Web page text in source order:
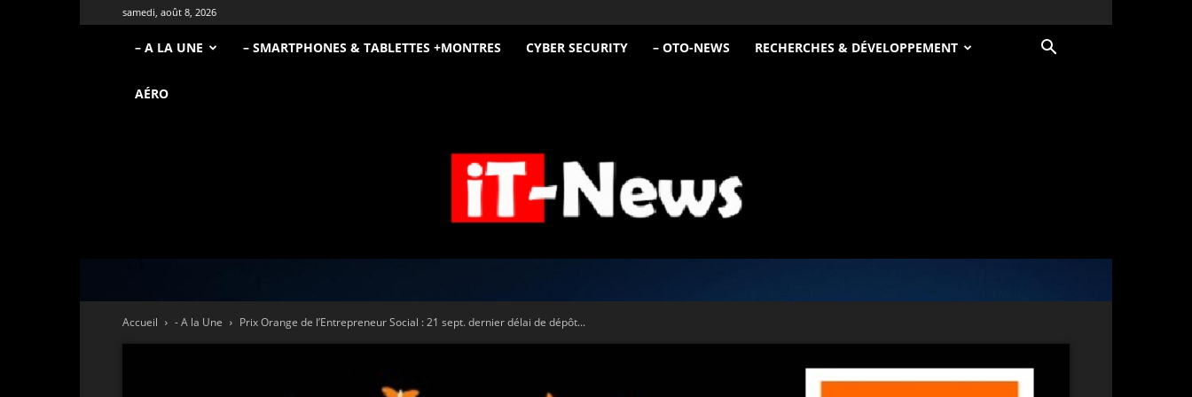
samedi, août 8, 2026
– A LA UNE – SMARTPHONES & TABLETTES +MONTRES CYBER SECURITY – OTO-NEWS RECHERCHES & DÉVELOPPEMENT
AÉRO
iT
Accueil
- A la Une Prix Orange de l’Entrepreneur Social : 21 sept. dernier délai de dépôt...